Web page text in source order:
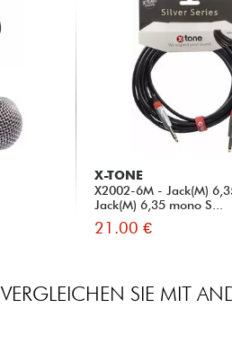
X-TONE
X2002-6M - Jack(M)
Jack(M) 6,35 mono S...
21.00 €
VERGLEICHEN SIE MIT